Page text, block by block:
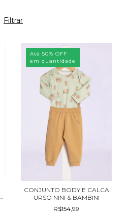
Filtrar
Até 50% OFF
em quantidade
CONJUNTO BODY E CALCA
URSO NINI & BAMBINI
R$154,99